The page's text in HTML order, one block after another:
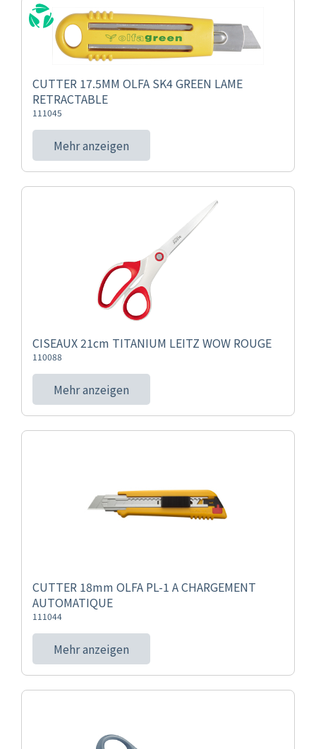
CUTTER 17.5MM OLFA SK4 GREEN LAME
RETRACTABLE
111045
Mehr anzeigen
CISEAUX 21cm TITANIUM LEITZ WOW ROUGE
110088
Mehr anzeigen
CUTTER 18mm OLFA PL-1 A CHARGEMENT
AUTOMATIQUE
111044
Mehr anzeigen